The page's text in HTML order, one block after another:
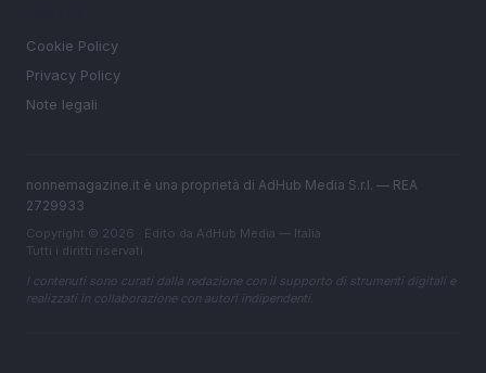
Cookie Policy
Privacy Policy
Note legali
nonnemagazine.it è una proprietà di AdHub Media S.r.l. — REA
2729933
Copyright © 2026 · Edito da AdHub Media — Italia
Tutti i diritti riservati
I contenuti sono curati dalla redazione con il supporto di strumenti digitali e
realizzati in collaborazione con autori indipendenti.